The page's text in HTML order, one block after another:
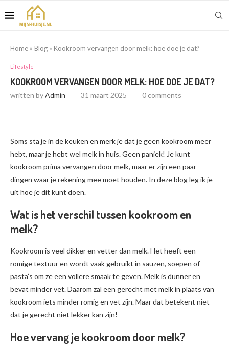
Home » Blog » Kookroom vervangen door melk: hoe doe je dat?
Lifestyle
KOOKROOM VERVANGEN DOOR MELK: HOE DOE JE DAT?
written byAdmin 31 maart 2025 0 comments
Soms sta je in de keuken en merk je dat je geen kookroom meer
hebt, maar je hebt wel melk in huis. Geen paniek! Je kunt
kookroom prima vervangen door melk, maar er zijn een paar
dingen waar je rekening mee moet houden. In deze blog leg ik je
uit hoe je dit kunt doen.
Wat is het verschil tussen kookroom en
melk?
Kookroom is veel dikker en vetter dan melk. Het heeft een
romige textuur en wordt vaak gebruikt in sauzen, soepen of
pasta’s om ze een vollere smaak te geven. Melk is dunner en
bevat minder vet. Daarom zal een gerecht met melk in plaats van
kookroom iets minder romig en vet zijn. Maar dat betekent niet
dat je gerecht niet lekker kan zijn!
Hoe vervang je kookroom door melk?